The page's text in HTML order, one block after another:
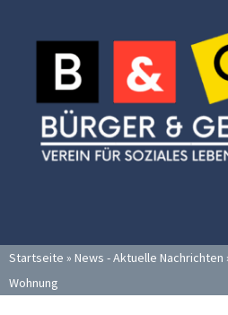
Inhalt
springen
Startseite » News - Aktuelle Nachrichten
Wohnung